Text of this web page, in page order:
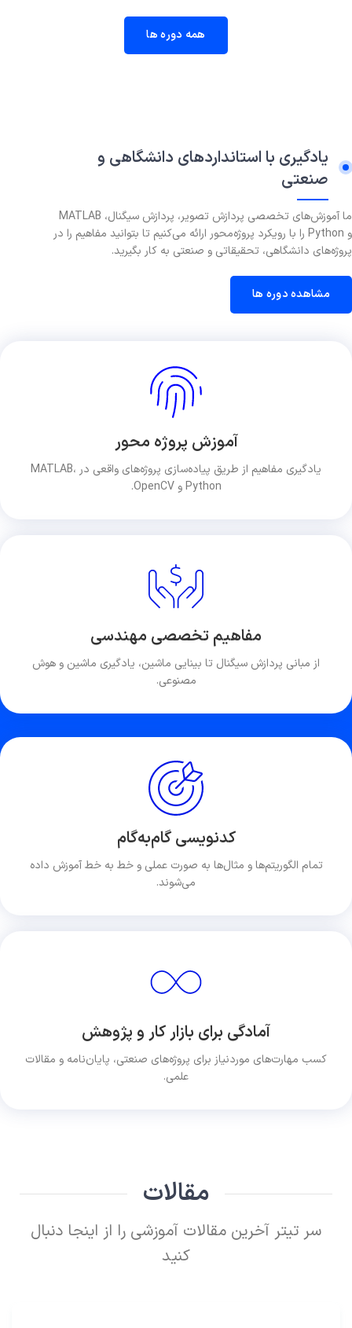
همه دوره ها
یادگیری با استانداردهای دانشگاهی و
صنعتی
ما آموزش‌های تخصصی پردازش تصویر، پردازش سیگنال، MATLAB
و Python را با رویکرد پروژه‌محور ارائه می‌کنیم تا بتوانید مفاهیم را در
پروژه‌های دانشگاهی، تحقیقاتی و صنعتی به کار بگیرید.
مشاهده دوره ها
آموزش پروژه محور
یادگیری مفاهیم از طریق پیاده‌سازی پروژه‌های واقعی در MATLAB،
Python و OpenCV.
مفاهیم تخصصی مهندسی
از مبانی پردازش سیگنال تا بینایی ماشین، یادگیری ماشین و هوش
مصنوعی.
کدنویسی گام‌به‌گام
تمام الگوریتم‌ها و مثال‌ها به صورت عملی و خط به خط آموزش داده
می‌شوند.
آمادگی برای بازار کار و پژوهش
کسب مهارت‌های موردنیاز برای پروژه‌های صنعتی، پایان‌نامه و مقالات
علمی.
مقالات
سر تیتر آخرین مقالات آموزشی را از اینجا دنبال
کنید